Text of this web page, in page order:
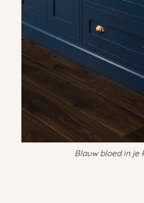
Blauw bloed in je